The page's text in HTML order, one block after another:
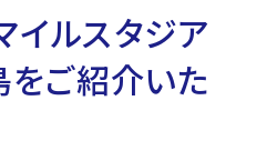
イルスタジア
をご紹介いた